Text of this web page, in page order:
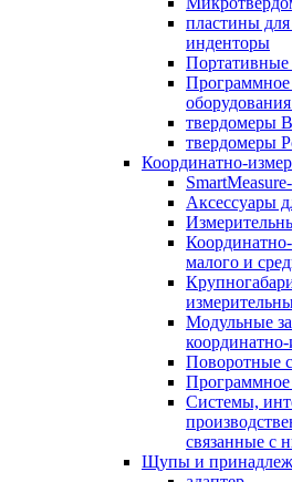
пластины для
инденторы
Программное
твердомеры
твердомеры
Координатно-
Аксессуары
малого и
Модульные
Поворотные
Системы,
связанные с
Щупы и